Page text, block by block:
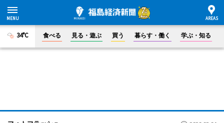
34°C 食べる 見る・遊ぶ 買う 暮らす・働く 学ぶ・知る